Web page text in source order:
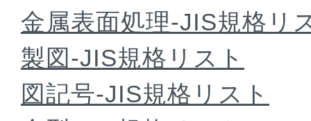
金属表面処理-JIS規格リ
製図-JIS規格リスト
図記号-JIS規格リスト